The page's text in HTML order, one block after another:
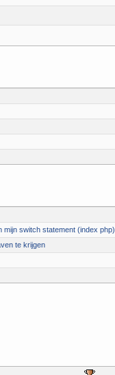
mijn switch statement (index php)
te krijgen